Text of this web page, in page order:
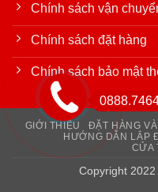
Chính sách vận
Chính sách đặt hàng
Chính sách bảo mật
GIỚI THIỆU ĐẶT HÀNG
HƯỚNG DẪN LẮP
CỬA
Copyright